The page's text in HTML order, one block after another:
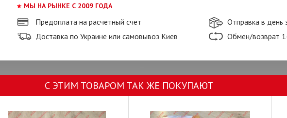
МЫ НА РЫНКЕ С 2009 ГОДА
Предоплата на расчетный счет
Отправка в день
Доставка по Украине или самовывоз Киев
Обмен/возврат
С ЭТИМ ТОВАРОМ ТАК ЖЕ ПОКУПАЮТ